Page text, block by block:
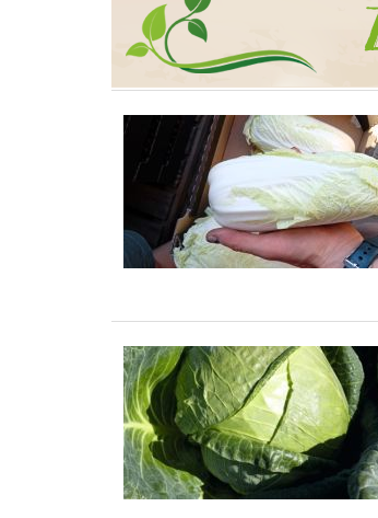
Skup Podlaskie
Skup Pomorskie
Skup Śląskie
Skup Świętokrzyskie
Skup Wielkopolskie
Skup Zachodniopomorskie